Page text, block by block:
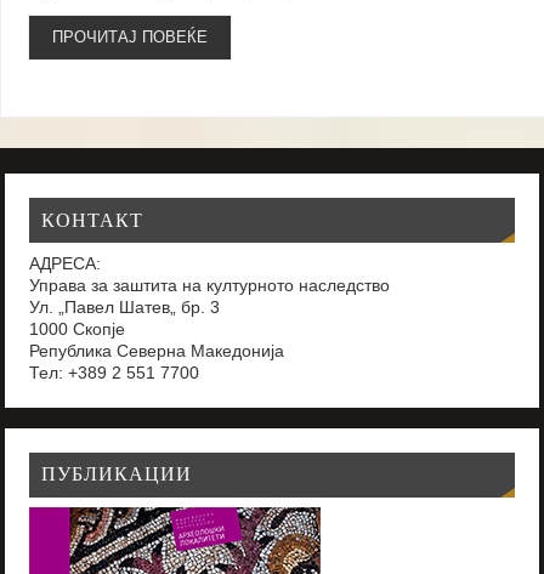
ПРОЧИТАЈ ПОВЕЌЕ
КОНТАКТ
АДРЕСА:
Управа за заштита на културното наследство
Ул. „Павел Шатев„ бр. 3
1000 Скопје
Република Северна Македонија
Тел: +389 2 551 7700
ПУБЛИКАЦИИ